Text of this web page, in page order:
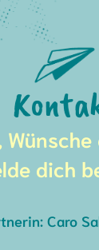
dich
Caro